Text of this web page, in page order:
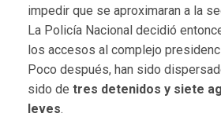
impedir que se aproximaran a la
La Policía Nacional decidió
los accesos al complejo
Poco después, han sido
sido de tres detenidos y siete
leves.